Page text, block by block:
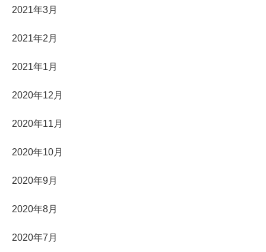
2021年3月
2021年2月
2021年1月
2020年12月
2020年11月
2020年10月
2020年9月
2020年8月
2020年7月